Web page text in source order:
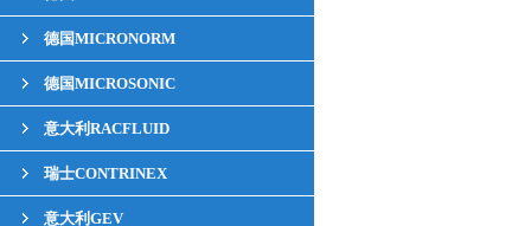
德国MICRONORM
德国MICROSONIC
意大利RACFLUID
瑞士CONTRINEX
意大利GEV